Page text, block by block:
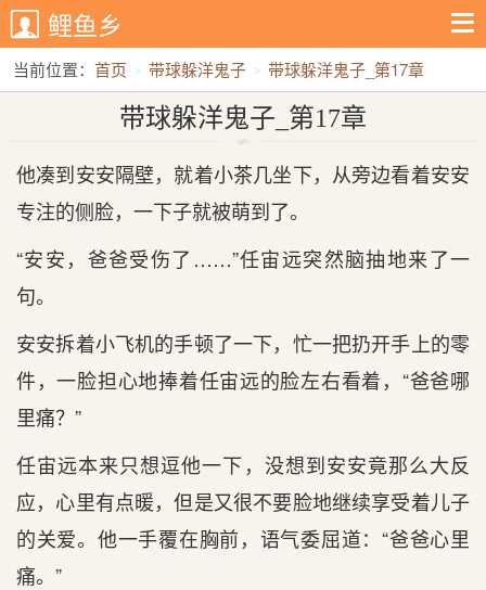
鲤鱼乡
当前位置： 首页 带球躲洋鬼子 带球躲洋鬼子_第17章
带球躲洋鬼子_第17章
他凑到安安隔壁，就着小茶几坐下，从旁边看着安安
专注的侧脸，一下子就被萌到了。
“安安，爸爸受伤了……”任宙远突然脑抽地来了一
句。
安安拆着小飞机的手顿了一下，忙一把扔开手上的零
件，一脸担心地捧着任宙远的脸左右看着，“爸爸哪
里痛？”
任宙远本来只想逗他一下，没想到安安竟那么大反
应，心里有点暖，但是又很不要脸地继续享受着儿子
的关爱。他一手覆在胸前，语气委屈道：“爸爸心里
痛。”